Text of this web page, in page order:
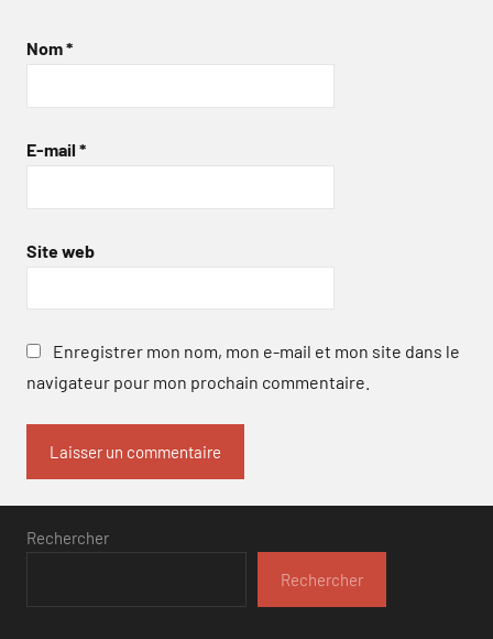
Nom*
E-mail *
Site web
Enregistrer mon nom, mon e-mail et mon site dans le
navigateur pour mon prochain commentaire.
Rechercher
Rechercher